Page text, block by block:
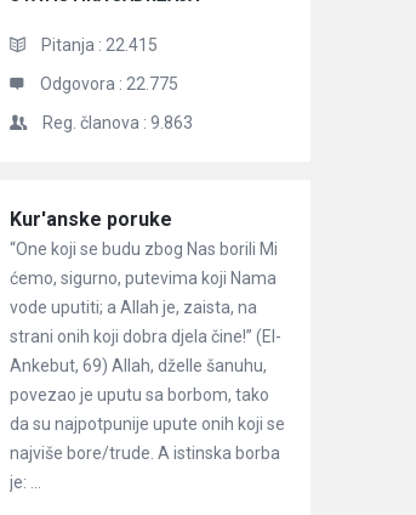
Pitanja : 22.415
Odgovora : 22.775
Reg. članova : 9.863
Članci
Kur'anske poruke
“One koji se budu zbog Nas borili Mi
ćemo, sigurno, putevima koji Nama
vode uputiti; a Allah je, zaista, na
strani onih koji dobra djela čine!” (El-
Ankebut, 69) Allah, dželle šanuhu,
povezao je uputu sa borbom, tako
da su najpotpunije upute onih koji se
najviše bore/trude. A istinska borba
je: ...